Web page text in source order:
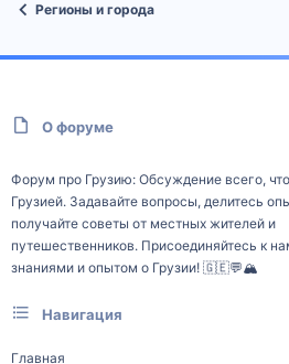
Регионы и города
О форуме
Форум про Грузию: Обсуждение всего,
Грузией. Задавайте вопросы, делитесь
получайте советы от местных жителей и
путешественников. Присоединяйтесь к
знаниями и опытом о Грузии! 🇬🇪💬🏔️
Навигация
Главная